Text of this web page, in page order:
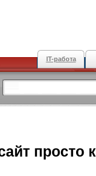
IT-работа
просто